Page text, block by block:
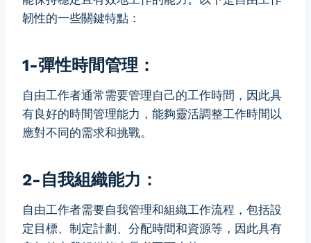
韌性的一些關鍵特點：
1-彈性時間管理：
自由工作者通常需要管理自己的工作時間，因此具
有良好的時間管理能力，能夠靈活調整工作時間以
應對不同的需求和挑戰。
2-自我組織能力：
自由工作者需要自我管理和組織工作流程，包括設
定目標、制定計劃、分配時間和資源等，因此具有